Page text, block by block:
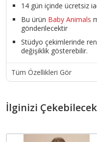
14 gün içinde ücretsiz
Bu ürün Baby Animals
gönderilecektir
Stüdyo çekimlerinde
değişiklik gösterebilir.
Tüm Özellikleri Gör
İlginizi